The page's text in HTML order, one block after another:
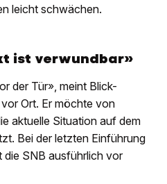
leicht schwächen.
ist verwundbar»
der Tür», meint Blick-
Ort. Er möchte von
aktuelle Situation auf dem
Bei der letzten Einführung
SNB ausführlich vor